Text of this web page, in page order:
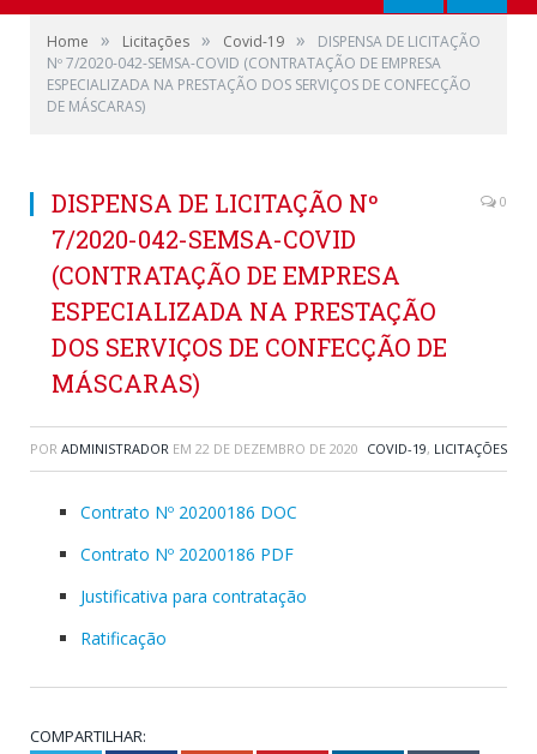
Home » Licitações » Covid-19 »
DISPENSA DE LICITAÇÃO
Nº 7/2020-042-SEMSA-COVID (CONTRATAÇÃO DE EMPRESA
ESPECIALIZADA NA PRESTAÇÃO DOS SERVIÇOS DE CONFECÇÃO
DE MÁSCARAS)
DISPENSA DE LICITAÇÃO Nº
7/2020-042-SEMSA-COVID
(CONTRATAÇÃO DE EMPRESA
ESPECIALIZADA NA PRESTAÇÃO
DOS SERVIÇOS DE CONFECÇÃO DE
MÁSCARAS)
0
POR ADMINISTRADOR EM 22 DE DEZEMBRO DE 2020 COVID-19, LICITAÇÕES
Contrato Nº 20200186 DOC
Contrato Nº 20200186 PDF
Justificativa para contratação
Ratificação
COMPARTILHAR: